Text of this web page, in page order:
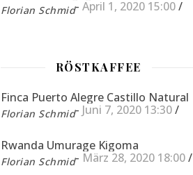
- April 1, 2020 15:00/
Florian Schmid
RÖSTKAFFEE
Finca Puerto Alegre Castillo Natural
- Juni 7, 2020 13:30/
Florian Schmid
Rwanda Umurage Kigoma
- März 28, 2020 18:00/
Florian Schmid